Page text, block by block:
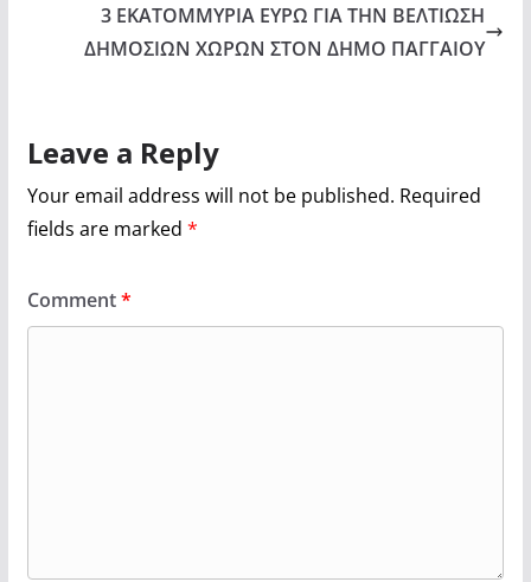
3 ΕΚΑΤΟΜΜΥΡΙΑ ΕΥΡΩ ΓΙΑ ΤΗΝ ΒΕΛΤΙΩΣΗ
ΔΗΜΟΣΙΩΝ ΧΩΡΩΝ ΣΤΟΝ ΔΗΜΟ ΠΑΓΓΑΙΟΥ
Leave a Reply
Your email address will not be published. Required
fields are marked *
Comment*